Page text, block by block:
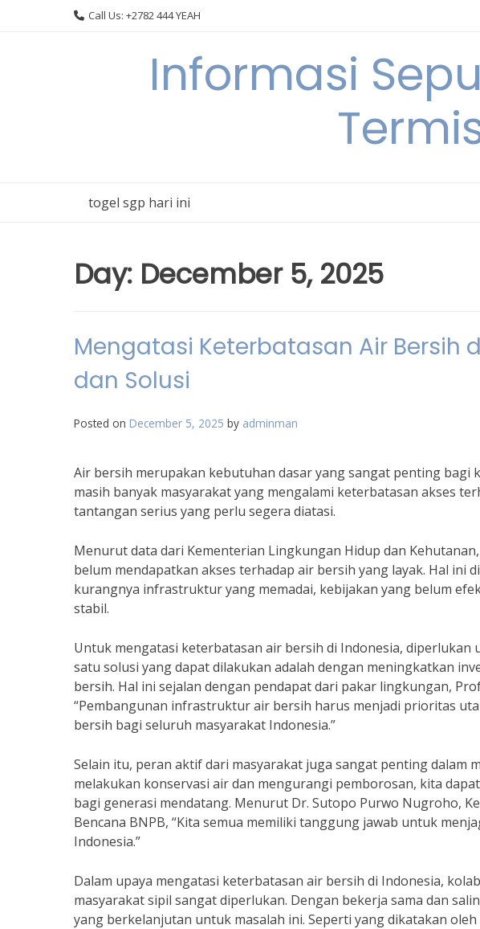
Call Us: +2782 444 YEAH
Informasi
togel sgp hari ini
Day: December 5, 2025
Mengatasi Keterbatasan Air Bersih
dan Solusi
Posted on December 5, 2025 by adminman
Air bersih merupakan kebutuhan dasar yang sangat penting bagi
masih banyak masyarakat yang mengalami keterbatasan akses
tantangan serius yang perlu segera diatasi.
Menurut data dari Kementerian Lingkungan Hidup dan
belum mendapatkan akses terhadap air bersih yang layak. Hal ini
kurangnya infrastruktur yang memadai, kebijakan yang belum
stabil.
Untuk mengatasi keterbatasan air bersih di Indonesia, diperlukan
satu solusi yang dapat dilakukan adalah dengan meningkatkan
bersih. Hal ini sejalan dengan pendapat dari pakar lingkungan,
“Pembangunan infrastruktur air bersih harus menjadi prioritas
bersih bagi seluruh masyarakat Indonesia.”
Selain itu, peran aktif dari masyarakat juga sangat penting dalam
melakukan konservasi air dan mengurangi pemborosan, kita
bagi generasi mendatang. Menurut Dr. Sutopo Purwo Nugroho,
Bencana BNPB, “Kita semua memiliki tanggung jawab untuk
Indonesia.”
Dalam upaya mengatasi keterbatasan air bersih di Indonesia,
masyarakat sipil sangat diperlukan. Dengan bekerja sama dan
yang berkelanjutan untuk masalah ini. Seperti yang dikatakan